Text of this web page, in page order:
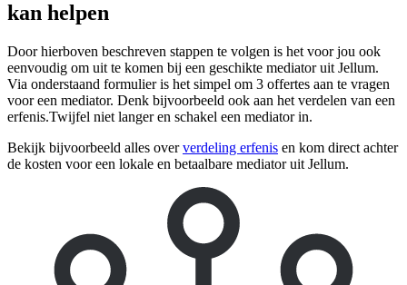
kan helpen
Door hierboven beschreven stappen te volgen is het voor jou ook
eenvoudig om uit te komen bij een geschikte mediator uit Jellum.
Via onderstaand formulier is het simpel om 3 offertes aan te vragen
voor een mediator. Denk bijvoorbeeld ook aan het verdelen van een
erfenis.Twijfel niet langer en schakel een mediator in.
Bekijk bijvoorbeeld alles oververdeling erfenis en kom direct achter
de kosten voor een lokale en betaalbare mediator uit Jellum.